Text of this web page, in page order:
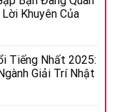
Khuyên Của
Tiếng Nhất 2025:
Giải Trí Nhật